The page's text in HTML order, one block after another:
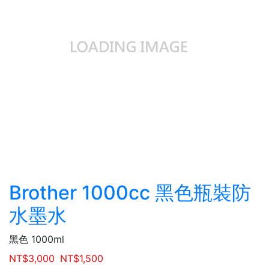
Brother 1000cc 黑色瓶裝防
水墨水
黑色 1000ml
NT$3,000 NT$1,500